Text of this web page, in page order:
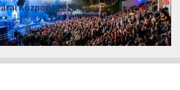
augusztus 28.
3300, Szépasszony-völgy 35.